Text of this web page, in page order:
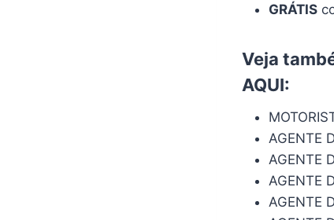
GRÁTIS
Veja
AQUI:
AGENTE
AGENTE
AGENTE
AGENTE